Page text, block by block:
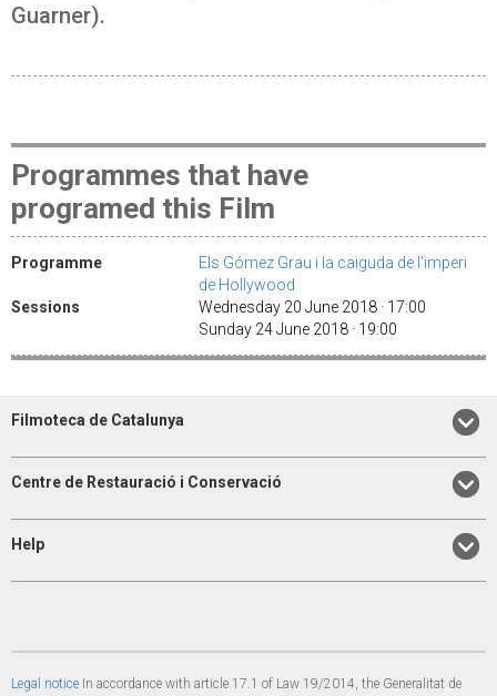
Guarner).
Programmes that have
programed this Film
Programme
Els Gómez Grau i la caiguda de l’imperi
de Hollywood
Sessions
Wednesday 20 June 2018 · 17:00
Sunday 24 June 2018 · 19:00
Filmoteca de Catalunya
Centre de Restauració i Conservació
Help
Legal notice In accordance with article 17.1 of Law 19/2014, the Generalitat de